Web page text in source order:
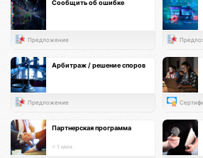
Сообщить об ошибке
Предложение
Арбитраж / решение споров
Предложение
Партнерская программа
< 1 мин.